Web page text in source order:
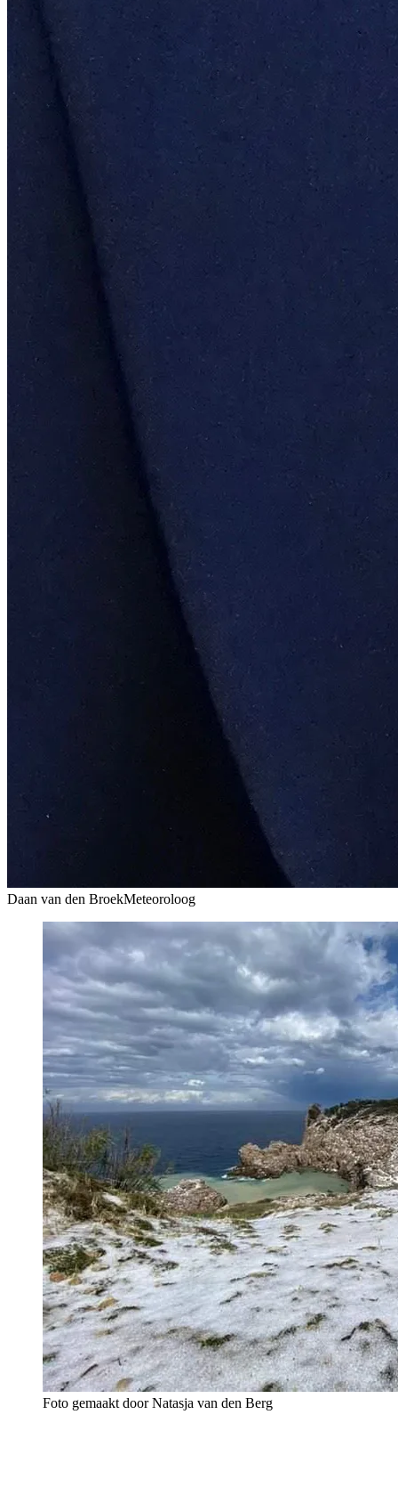
Daan van den BroekMeteoroloog
Foto gemaakt door Natasja van den Berg